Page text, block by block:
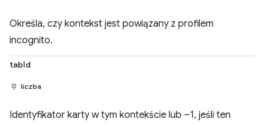
Określa, czy kontekst jest powiązany z profilem
incognito.
tabId
liczba
Identyfikator karty w tym kontekście lub –1, jeśli ten